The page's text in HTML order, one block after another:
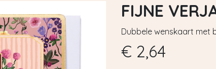
FIJNE
Dubbele wenskaart met
€ 2,64